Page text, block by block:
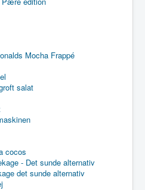
Mocha Frappé
salat
cocos
- Det sunde alternativ
det sunde alternativ